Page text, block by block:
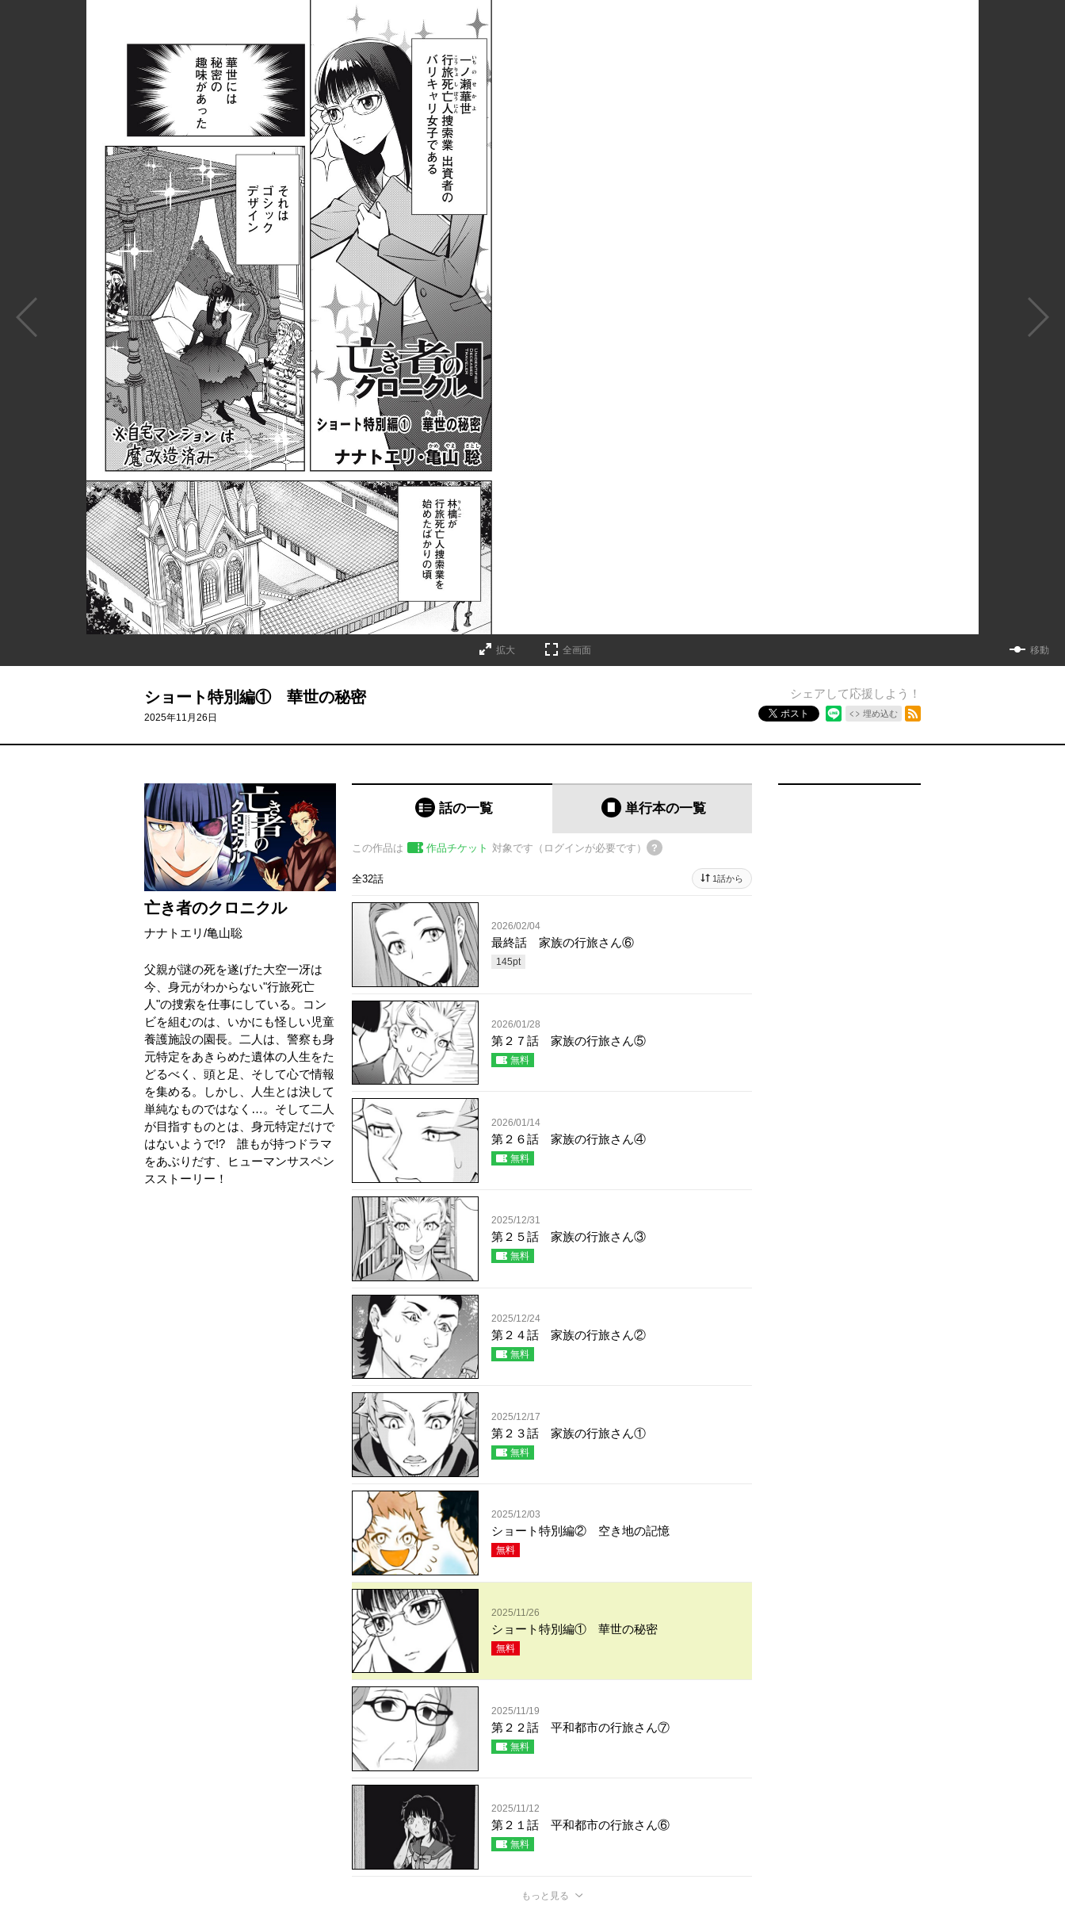
拡大 全画面 移動
ショート特別編① 華世の秘密
2025年11月26日
シェアして応援しよう！
ポスト 埋め込む
亡き者のクロニクル
ナナトエリ /亀山聡
父親が謎の死を遂げた大空一冴は
今、身元がわからない"行旅死亡
人"の捜索を仕事にしている。コン
ビを組むのは、いかにも怪しい児童
養護施設の園長。二人は、警察も身
元特定をあきらめた遺体の人生をた
どるべく、頭と足、そして心で情報
を集める。しかし、人生とは決して
単純なものではなく…。そして二人
が目指すものとは、身元特定だけで
はないようで!? 誰もが持つドラマ
をあぶりだす、ヒューマンサスペン
スストーリー！
話の一覧 単行本の一覧
この作品は 作品チケット 対象です（ログインが必要です）
全32話 1話から
2026/02/04
最終話 家族の行旅さん⑥
145pt
2026/01/28
第２７話 家族の行旅さん⑤
無料
2026/01/14
第２６話 家族の行旅さん④
無料
2025/12/31
第２５話 家族の行旅さん③
無料
2025/12/24
第２４話 家族の行旅さん②
無料
2025/12/17
第２３話 家族の行旅さん①
無料
2025/12/03
ショート特別編② 空き地の記憶
無料
2025/11/26
ショート特別編① 華世の秘密
無料
2025/11/19
第２２話 平和都市の行旅さん⑦
無料
2025/11/12
第２１話 平和都市の行旅さん⑥
無料
もっと見る